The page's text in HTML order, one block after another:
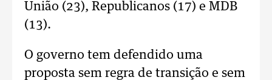
União (23), Republicanos (17) e MDB
(13).
O governo tem defendido uma
proposta sem regra de transição e sem